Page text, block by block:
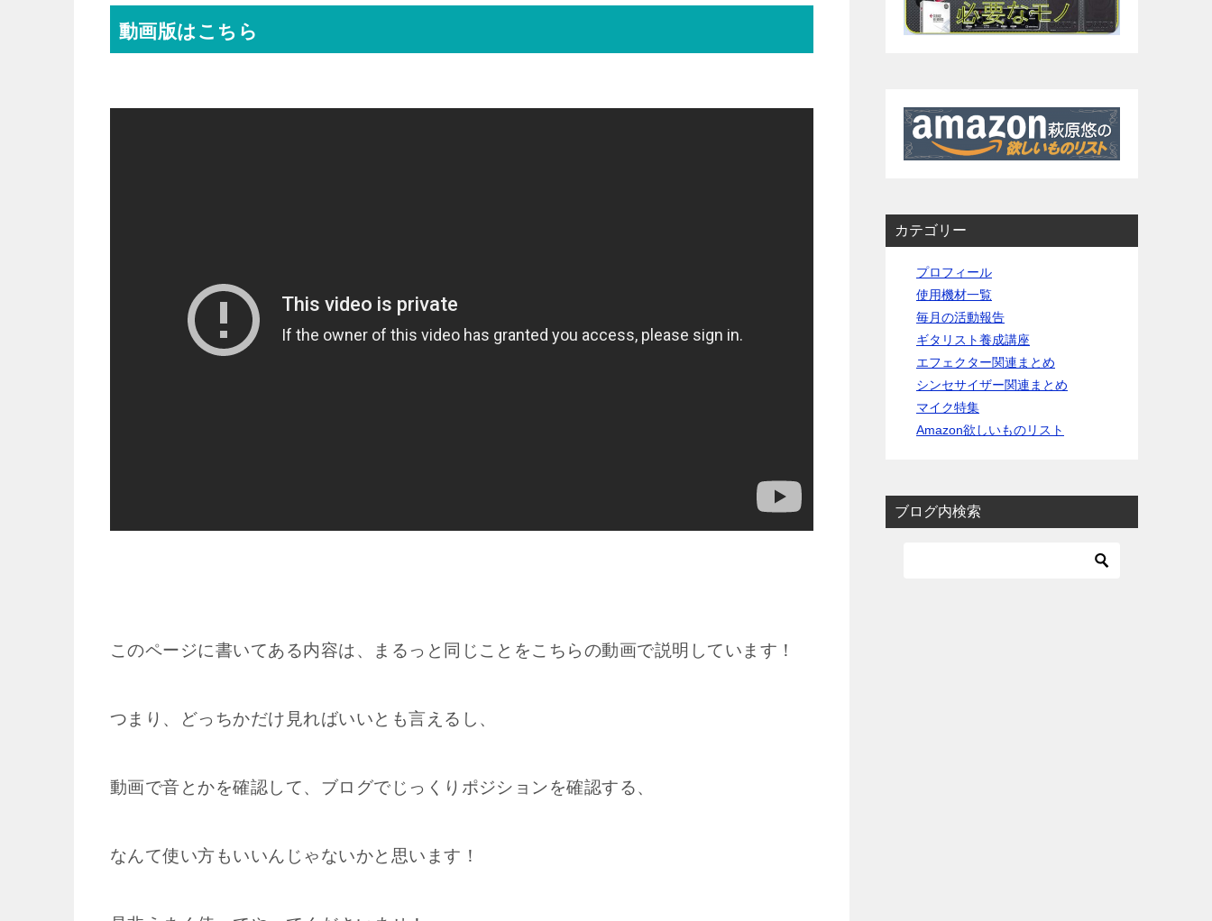
動画版はこちら
このページに書いてある内容は、まるっと同じことをこちらの動画で説明しています！
つまり、どっちかだけ見ればいいとも言えるし、
動画で音とかを確認して、ブログでじっくりポジションを確認する、
なんて使い方もいいんじゃないかと思います！
カテゴリー
プロフィール
使用機材一覧
毎月の活動報告
ギタリスト養成講座
エフェクター関連まとめ
シンセサイザー関連まとめ
マイク特集
Amazon欲しいものリスト
ブログ内検索